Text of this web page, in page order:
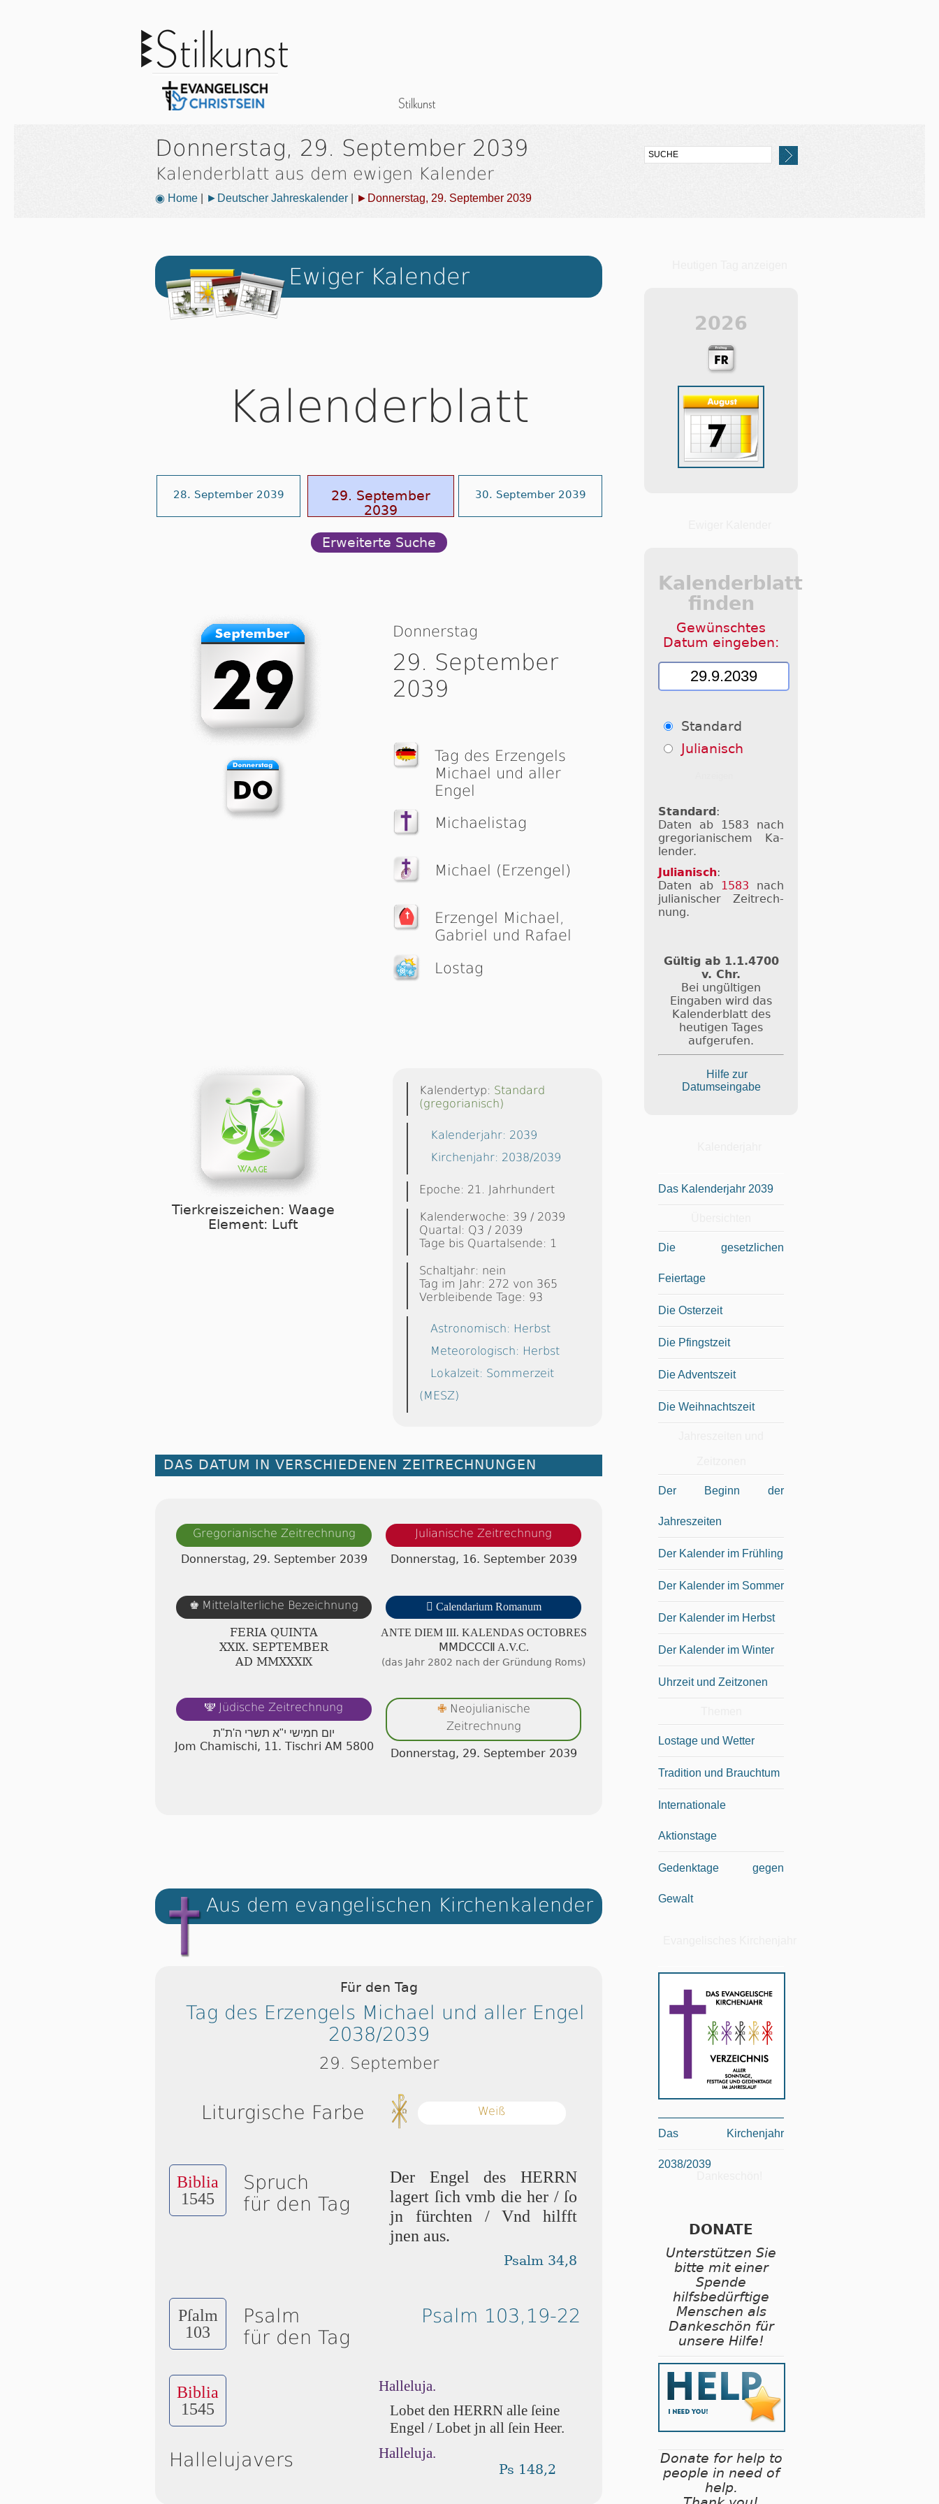
Donnerstag, 29. September 2039
Kalenderblatt aus dem ewigen Kalender
◉ Home ►Deutscher Jahreskalender ►Donnerstag, 29. September 2039
Ewiger Kalender
Kalenderblatt
28. September 2039
29. September
2039
30. September 2039
Erweiterte Suche
Donnerstag
29. September
2039
Tag des Erzengels
Michael und aller
Engel
Michaelistag
Michael (Erzengel)
Erzengel Michael,
Gabriel und Rafael
Lostag
Tierkreiszeichen: Waage
Element: Luft
Kalendertyp: Standard
(gregorianisch)
Kalenderjahr: 2039
Kirchenjahr: 2038/2039
Epoche: 21. Jahrhundert
Kalenderwoche: 39 / 2039
Quartal: Q3 / 2039
Tage bis Quartalsende: 1
Schaltjahr: nein
Tag im Jahr: 272 von 365
Verbleibende Tage: 93
Astronomisch: Herbst
Meteorologisch: Herbst
Lokalzeit: Sommerzeit
(MESZ)
DAS DATUM IN VERSCHIEDENEN ZEITRECHNUNGEN
Gregorianische Zeitrechnung
Donnerstag, 29. September 2039
Julianische Zeitrechnung
Donnerstag, 16. September 2039
♚ Mittelalterliche Bezeichnung
FERIA QUINTA
ⅩⅩⅨ. SEPTEMBER
AD ⅯⅯⅩⅩⅩⅨ
 Calendarium Romanum
ANTE DIEM III. KA­LEN­DAS OC­TOB­RES
ⅯⅯⅮⅭⅭⅭⅡ A.V.C.
(das Jahr 2802 nach der Gründung Roms)
🕎 Jüdische Zeitrechnung
יום חמישי י"א תשרי ה'ת"ת
Jom Chamischi, 11. Tischri AM 5800
✙Neojulianische
Zeitrechnung
Donnerstag, 29. September 2039
Aus dem evangelischen Kirchenkalender
Für den Tag
Tag des Erzengels Michael und aller Engel
2038/2039
29. September
Liturgische Farbe Weiß
Biblia
1545
Spruch
für den Tag
Der Engel des HERRN
lagert ſich vmb die her / ſo
jn fürchten / Vnd hilfft
jnen aus.
Psalm 34,8
Pſalm
103
Psalm
für den Tag
Psalm 103,19-22
Biblia
1545
Hallelujavers
Halleluja.
Lobet den HERRN alle ſei­ne
En­gel / Lobet jn all ſein Heer.
Halleluja.
Ps 148,2
2026
Kalenderblatt
finden
Gewünschtes
Datum eingeben:
Standard
Julianisch
Standard :
Daten ab 1583 nach
gre­go­ri­a­ni­schem Ka­
len­der.
Julianisch:
Daten ab 1583 nach
ju­li­a­ni­scher Zeit­rech­
nung.
Gültig ab 1.1.4700
v. Chr.
Bei ungültigen
Eingaben wird das
Kalenderblatt des
heutigen Tages
aufgerufen.
Hilfe zur
Datumseingabe
Das Kalenderjahr 2039
Die gesetzlichen
Feiertage
Die Osterzeit
Die Pfingstzeit
Die Adventszeit
Die Weihnachtszeit
Der Beginn der
Jahreszeiten
Der Kalender im Frühling
Der Kalender im Sommer
Der Kalender im Herbst
Der Kalender im Winter
Uhrzeit und Zeitzonen
Lostage und Wetter
Tradition und Brauchtum
Internationale
Aktionstage
Gedenktage gegen
Gewalt
Das Kirchenjahr
2038/2039
DONATE
Unterstützen Sie
bitte mit einer
Spende
hilfsbedürftige
Menschen als
Dankeschön für
unsere Hilfe!
Donate for help to
people in need of
help.